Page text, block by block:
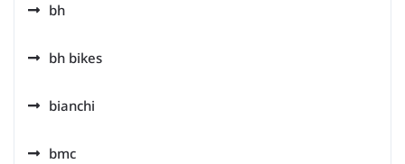
bh
bh bikes
bianchi
bmc